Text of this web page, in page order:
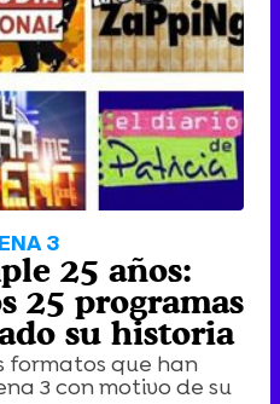
3
25 años:
25 programas
su historia
formatos que han
3 con motivo de su